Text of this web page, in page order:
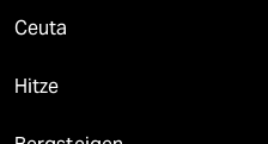
Ceuta
Hitze